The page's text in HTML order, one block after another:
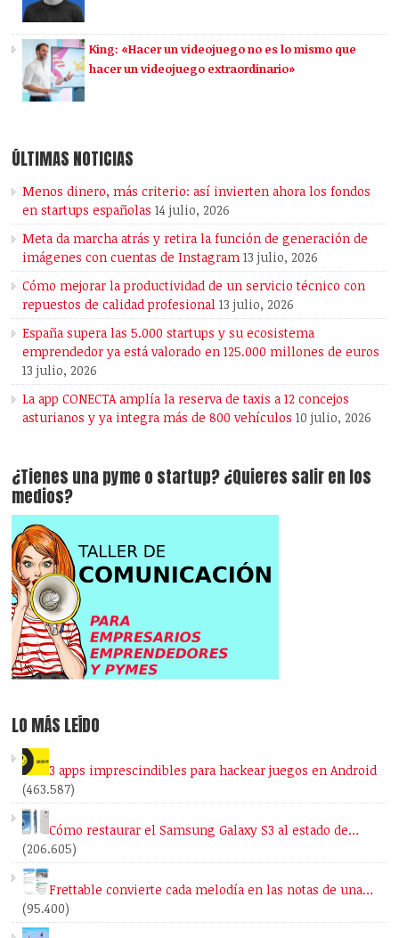
King: «Hacer un videojuego no es lo mismo que
hacer un videojuego extraordinario»
ÚLTIMAS NOTICIAS
Menos dinero, más criterio: así invierten ahora los fondos
en startups españolas 14 julio, 2026
Meta da marcha atrás y retira la función de generación de
imágenes con cuentas de Instagram 13 julio, 2026
Cómo mejorar la productividad de un servicio técnico con
repuestos de calidad profesional 13 julio, 2026
España supera las 5.000 startups y su ecosistema
emprendedor ya está valorado en 125.000 millones de euros
13 julio, 2026
La app CONECTA amplía la reserva de taxis a 12 concejos
asturianos y ya integra más de 800 vehículos 10 julio, 2026
¿Tienes una pyme o startup? ¿Quieres salir en los
medios?
LO MÁS LEÍDO
3 apps imprescindibles para hackear juegos en Android
(463.587)
Cómo restaurar el Samsung Galaxy S3 al estado de…
(206.605)
Frettable convierte cada melodía en las notas de una…
(95.400)